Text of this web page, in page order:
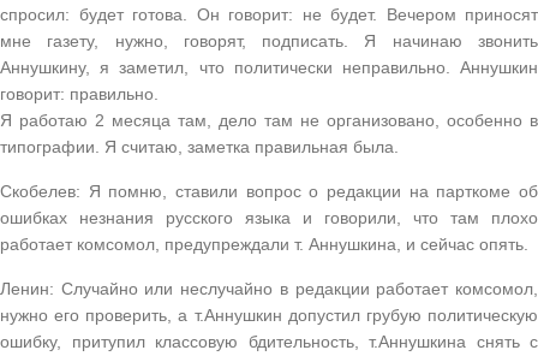
спросил: будет готова. Он говорит: не будет. Вечером приносят
мне газету, нужно, говорят, подписать. Я начинаю звонить
Аннушкину, я заметил, что политически неправильно. Аннушкин
говорит: правильно.
Я работаю 2 месяца там, дело там не организовано, особенно в
типографии. Я считаю, заметка правильная была.
Скобелев: Я помню, ставили вопрос о редакции на парткоме об
ошибках незнания русского языка и говорили, что там плохо
работает комсомол, предупреждали т. Аннушкина, и сейчас опять.
Ленин: Случайно или неслучайно в редакции работает комсомол,
нужно его проверить, а т.Аннушкин допустил грубую политическую
ошибку, притупил классовую бдительность, т.Аннушкина снять с